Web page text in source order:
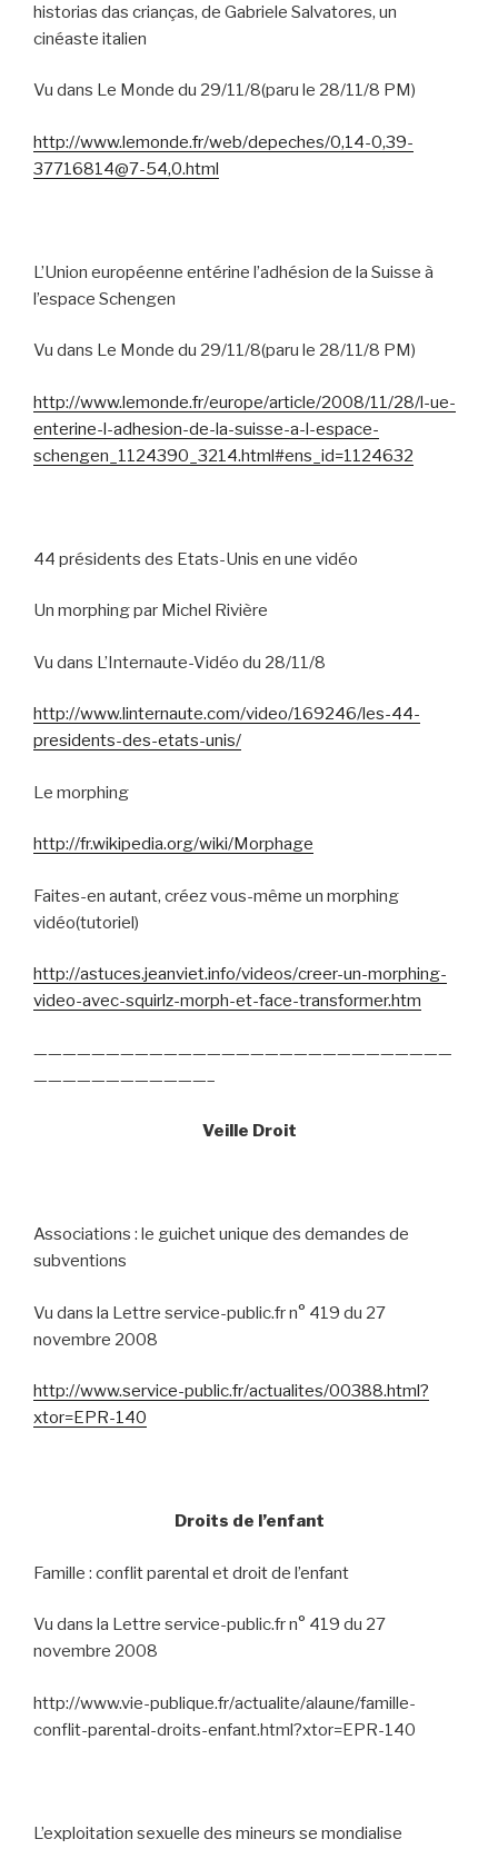
historias das crianças, de Gabriele Salvatores, un
cinéaste italien
Vu dans Le Monde du 29/11/8(paru le 28/11/8 PM)
http://www.lemonde.fr/web/depeches/0,14-0,39-
37716814@7-54,0.html
L’Union européenne entérine l’adhésion de la Suisse à
l’espace Schengen
Vu dans Le Monde du 29/11/8(paru le 28/11/8 PM)
http://www.lemonde.fr/europe/article/2008/11/28/l-ue-
enterine-l-adhesion-de-la-suisse-a-l-espace-
schengen_1124390_3214.html#ens_id=1124632
44 présidents des Etats-Unis en une vidéo
Un morphing par Michel Rivière
Vu dans L’Internaute-Vidéo du 28/11/8
http://www.linternaute.com/video/169246/les-44-
presidents-des-etats-unis/
Le morphing
http://fr.wikipedia.org/wiki/Morphage
Faites-en autant, créez vous-même un morphing
vidéo(tutoriel)
http://astuces.jeanviet.info/videos/creer-un-morphing-
video-avec-squirlz-morph-et-face-transformer.htm
—————————————————————————————
————————————–
Veille Droit
Associations : le guichet unique des demandes de
subventions
Vu dans la Lettre service-public.fr n° 419 du 27
novembre 2008
http://www.service-public.fr/actualites/00388.html?
xtor=EPR-140
Droits de l’enfant
Famille : conflit parental et droit de l’enfant
Vu dans la Lettre service-public.fr n° 419 du 27
novembre 2008
http://www.vie-publique.fr/actualite/alaune/famille-
conflit-parental-droits-enfant.html?xtor=EPR-140
L’exploitation sexuelle des mineurs se mondialise